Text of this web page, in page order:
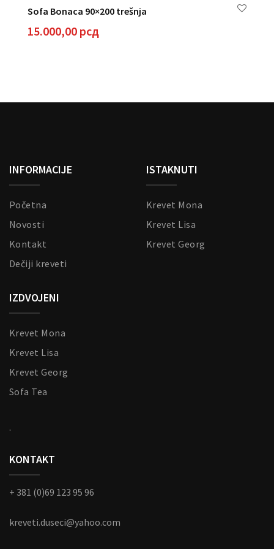
Sofa Bonaca 90×200 trešnja
15.000,00 рсд
INFORMACIJE
Početna
Novosti
Kontakt
Dečiji kreveti
ISTAKNUTI
Krevet Mona
Krevet Lisa
Krevet Georg
IZDVOJENI
Krevet Mona
Krevet Lisa
Krevet Georg
Sofa Tea
.
KONTAKT
+ 381 (0)69 123 95 96
kreveti.duseci@yahoo.com